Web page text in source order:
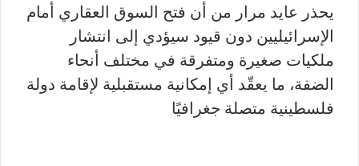
يحذر عايد مرار من أن فتح السوق العقاري أمام
الإسرائيليين دون قيود سيؤدي إلى انتشار
ملكيات صغيرة ومتفرقة في مختلف أنحاء
الضفة، ما يعقّد أي إمكانية مستقبلية لإقامة دولة
فلسطينية متصلة جغرافيًا